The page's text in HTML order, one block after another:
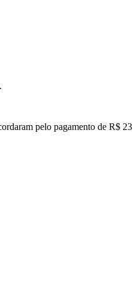
pelo pagamento de R$ 23